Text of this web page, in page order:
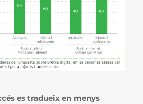
es tradueix en menys